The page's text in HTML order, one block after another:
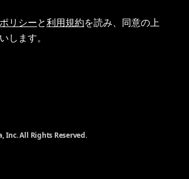
リシーと利用規約を読み、同意の上
します。
Inc. All Rights Reserved.